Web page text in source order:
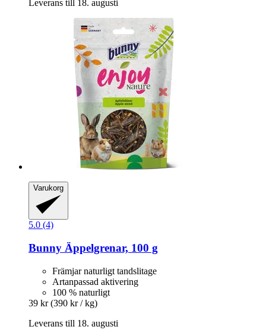
Leverans till 18. augusti
Varukorg
5.0 (4)
Bunny Äppelgrenar, 100 g
Främjar naturligt tandslitage
Artanpassad aktivering
100 % naturligt
39 kr (390 kr / kg)
Leverans till 18. augusti